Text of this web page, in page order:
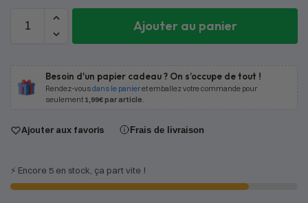
Ajouter au panier
Besoin d'un papier cadeau ? On s’occupe de tout !
Rendez-vousdans le panieret emballez votre commande pour
seulement 1,99€ par article.
Ajouter aux favoris Frais de livraison
⚡️ Encore 5 en stock, ça part vite !